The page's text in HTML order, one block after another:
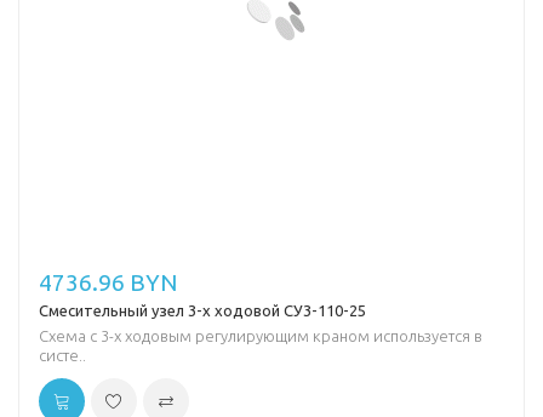
4736.96 BYN
Смесительный узел 3-х ходовой СУ3-110-25
Схема с 3-х ходовым регулирующим краном используется в
систе..